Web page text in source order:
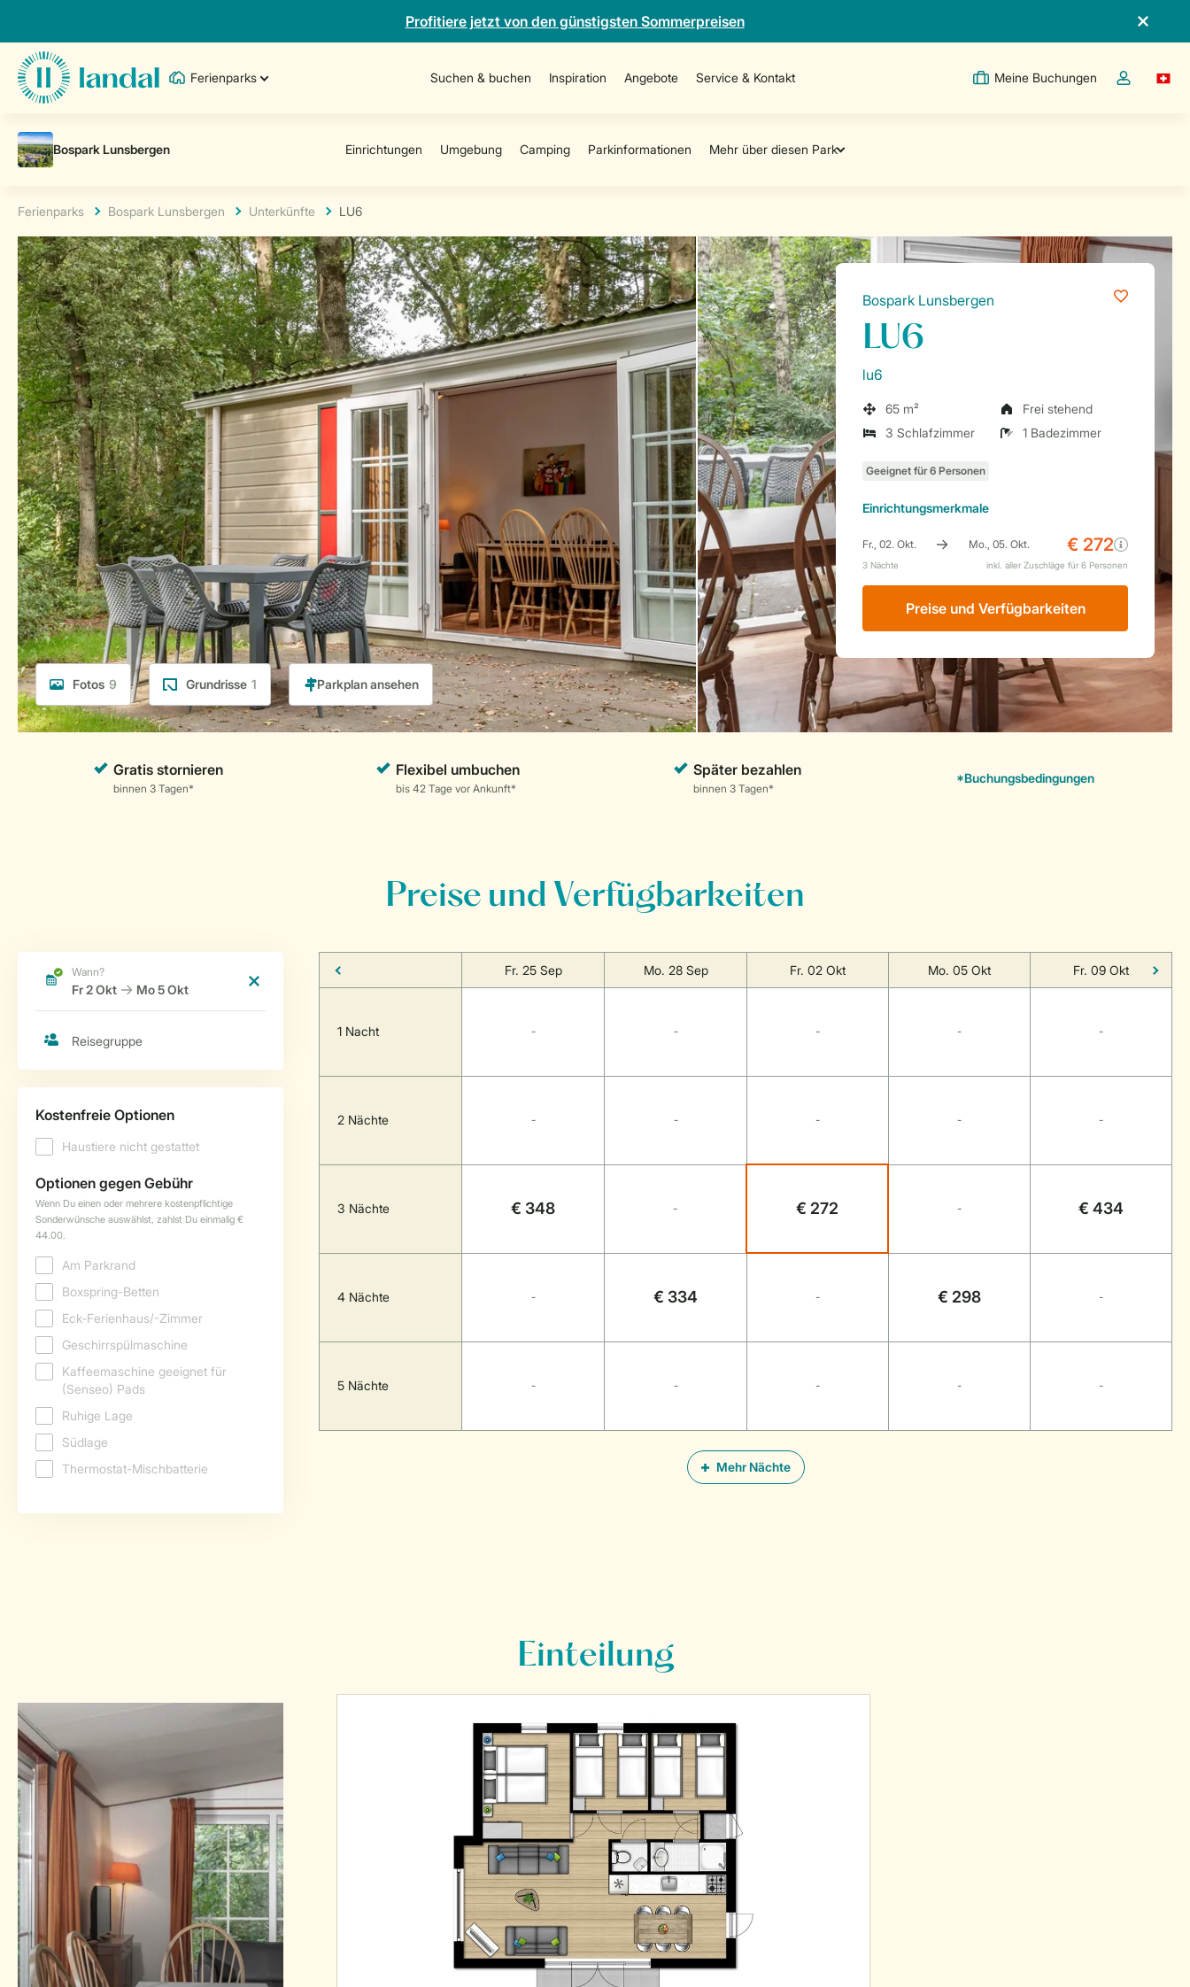
Profitiere jetzt von den günstigsten Sommerpreisen
Ferienparks Suchen & buchen Inspiration Angebote Service & Kontakt Meine Buchungen
Dropdown-
Ferienparks Bospark Lunsbergen Unterkünfte LU6
Fotos 9 Grundrisse 1
Bospark Lunsbergen
LU6
lu6
65 m²
Frei stehend
3 Schlafzimmer
1 Badezimmer
Einrichtungsmerkmale
Preise und Verfügbarkeiten
Preise und Verfügbarkeiten
Mehr Nächte
Fr. 25 Sep Mo. 28 Sep Fr. 02 Okt Mo. 05 Okt Fr. 09 Okt
1 Nacht - - - - -
2 Nächte - - - - -
3 Nächte € 348 - € 272 - € 434
4 Nächte - € 334 - € 298 -
5 Nächte - - - - -
Einteilung